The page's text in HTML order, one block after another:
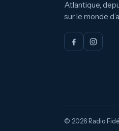
Atlantique,
sur le monde
© 2026 Radio